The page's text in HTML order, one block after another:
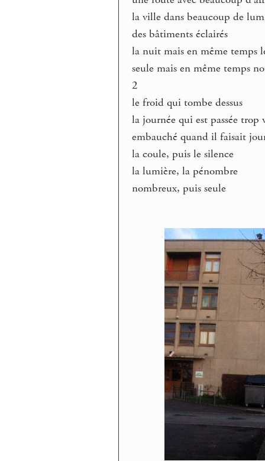
la ville dans beaucoup de
des bâtiments éclairés
la nuit mais en même temps
seule mais en même temps
2
le froid qui tombe dessus
la journée qui est passée trop
embauché quand il faisait
la coule, puis le silence
la lumière, la pénombre
nombreux, puis seule